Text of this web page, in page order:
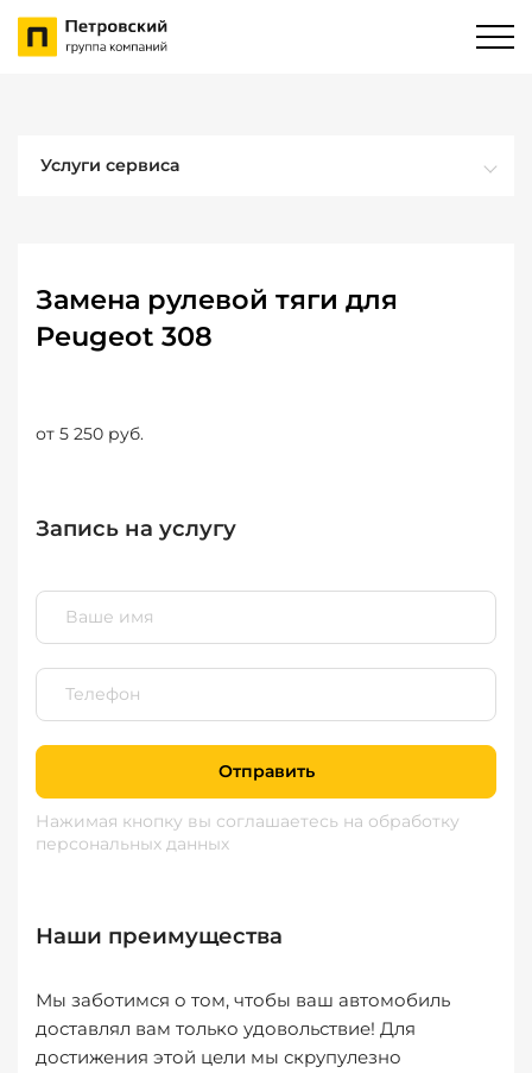
Услуги сервиса
Замена рулевой тяги для
Peugeot 308
от 5 250 руб.
Запись на услугу
Отправить
Нажимая кнопку вы соглашаетесь на обработку
персональных данных
Наши преимущества
Мы заботимся о том, чтобы ваш автомобиль
доставлял вам только удовольствие! Для
достижения этой цели мы скрупулезно